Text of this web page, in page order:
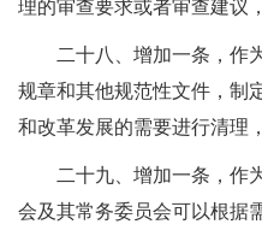
理的审查要求或者审查建议
二十八、增加一条，作为
规章和其他规范性文件，制
和改革发展的需要进行清理
二十九、增加一条，作为
会及其常务委员会可以根据